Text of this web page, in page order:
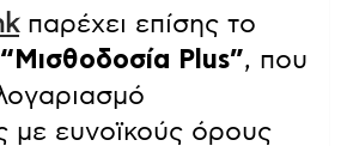
παρέχει επίσης το
“Μισθοδοσία Plus”, που
με ευνοϊκούς όρους